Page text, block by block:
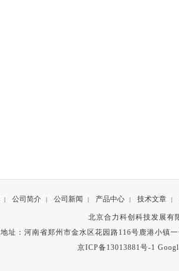
| 公司简介 | 公司新闻 | 产品中心 | 技术文章 |
北京合力科创科技发展有
地址：河南省郑州市金水区花园路116号鹿港小镇
京ICP备13013881号-1